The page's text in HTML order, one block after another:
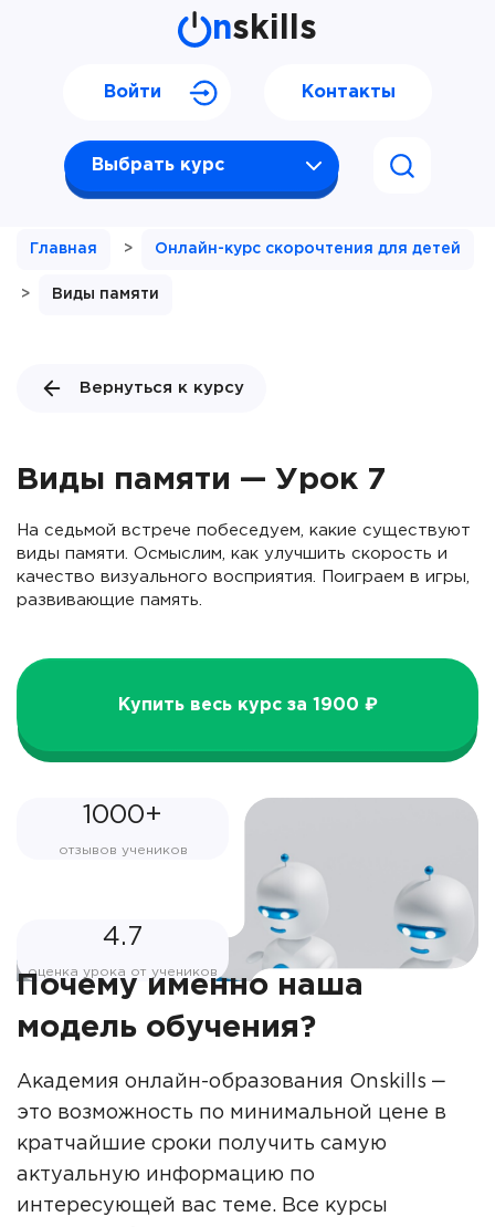
nskills
Выбрать курс
Войти Контакты
Главная > Онлайн-курс скорочтения для детей
> Виды памяти
Вернуться к курсу
Виды памяти — Урок 7
На седьмой встрече побеседуем, какие существуют
виды памяти. Осмыслим, как улучшить скорость и
качество визуального восприятия. Поиграем в игры,
развивающие память.
Купить весь курс за 1900 ₽
1000+
отзывов учеников
4.7
оценка урока от учеников
Почему именно наша
модель обучения?
Академия онлайн-образования Onskills ‒
это возможность по минимальной цене в
кратчайшие сроки получить самую
актуальную информацию по
интересующей вас теме. Все курсы